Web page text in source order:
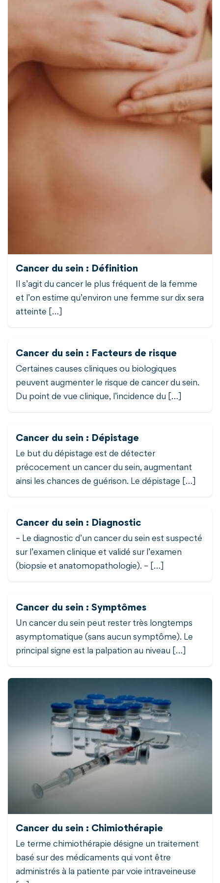
Cancer du sein : Définition
Il s’agit du cancer le plus fréquent de la femme
et l’on estime qu’environ une femme sur dix sera
atteinte […]
Cancer du sein : Facteurs de risque
Certaines causes cliniques ou biologiques
peuvent augmenter le risque de cancer du sein.
Du point de vue clinique, l’incidence du […]
Cancer du sein : Dépistage
Le but du dépistage est de détecter
précocement un cancer du sein, augmentant
ainsi les chances de guérison. Le dépistage […]
Cancer du sein : Diagnostic
– Le diagnostic d’un cancer du sein est suspecté
sur l’examen clinique et validé sur l’examen
(biopsie et anatomopathologie). – […]
Cancer du sein : Symptômes
Un cancer du sein peut rester très longtemps
asymptomatique (sans aucun symptôme). Le
principal signe est la palpation au niveau […]
Cancer du sein : Chimiothérapie
Le terme chimiothérapie désigne un traitement
basé sur des médicaments qui vont être
administrés à la patiente par voie intraveineuse